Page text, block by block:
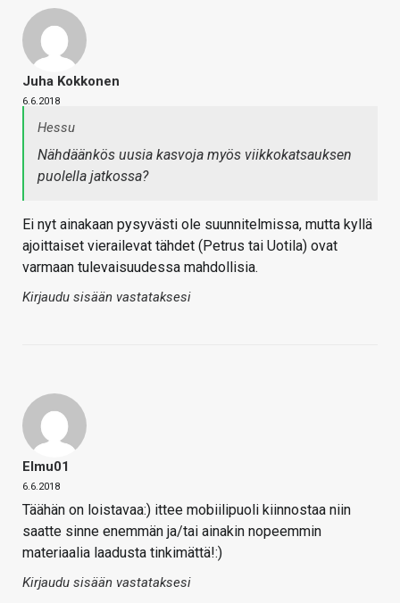
Juha Kokkonen
6.6.2018
Hessu
Nähdäänkös uusia kasvoja myös viikkokatsauksen
puolella jatkossa?
Ei nyt ainakaan pysyvästi ole suunnitelmissa, mutta kyllä
ajoittaiset vierailevat tähdet (Petrus tai Uotila) ovat
varmaan tulevaisuudessa mahdollisia.
Kirjaudu sisään vastataksesi
Elmu01
6.6.2018
Täähän on loistavaa:) ittee mobiilipuoli kiinnostaa niin
saatte sinne enemmän ja/tai ainakin nopeemmin
materiaalia laadusta tinkimättä!:)
Kirjaudu sisään vastataksesi